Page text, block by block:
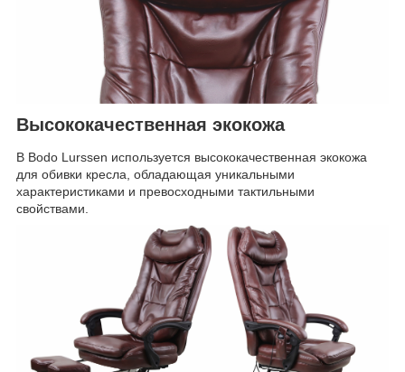
Высококачественная экокожа
В Bodo Lurssen используется высококачественная экокожа
для обивки кресла, обладающая уникальными
характеристиками и превосходными тактильными
свойствами.